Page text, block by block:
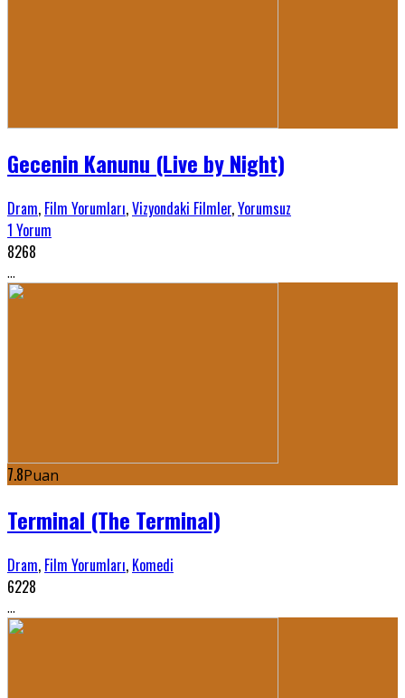
Gecenin Kanunu (Live by Night)
Dram, Film Yorumları,Vizyondaki Filmler,Yorumsuz
1 Yorum
8268
...
7.8Puan
Terminal (The Terminal)
Dram, Film Yorumları, Komedi
6228
...